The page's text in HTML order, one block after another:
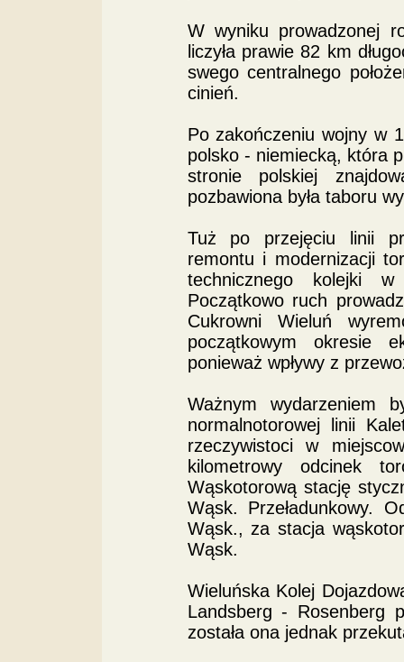
W wyniku prowadzonej
liczyła prawie 82 km
swego centralnego
cinień.
Po zakończeniu wojny w
polsko - niemiecką, która
stronie polskiej
pozbawiona była taboru
Tuż po przejęciu linii
remontu i modernizacji
technicznego kolejki
Początkowo ruch
Cukrowni Wieluń
początkowym okresie
ponieważ wpływy z
Ważnym wydarzeniem
normalnotorowej linii
rzeczywistoci w
kilometrowy odcinek
Wąskotorową stację
Wąsk. Przeładunkowy.
Wąsk., za stacja
Wąsk.
Wieluńska Kolej
Landsberg - Rosenberg
została ona jednak